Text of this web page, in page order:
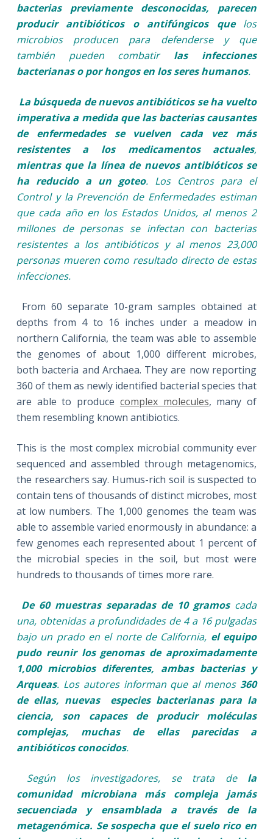
bacterias previamente desconocidas, parecen
producir antibióticos o antifúngicos quelos
microbios producen para defenderse y que
también pueden combatir las infecciones
bacterianas o por hongos en los seres humanos.
La búsqueda de nuevos antibióticos se ha vuelto
imperativa a medida que las bacterias causantes
de enfermedades se vuelven cada vez más
resistentes a los medicamentos actuales,
mientras que la línea de nuevos antibióticos se
ha reducido a un goteo. Los Centros para el
Control y la Prevención de Enfermedades estiman
que cada año en los Estados Unidos, al menos 2
millones de personas se infectan con bacterias
resistentes a los antibióticos y al menos 23,000
personas mueren como resultado directo de estas
infecciones.
From 60 separate 10-gram samples obtained at
depths from 4 to 16 inches under a meadow in
northern California, the team was able to assemble
the genomes of about 1,000 different microbes,
both bacteria and Archaea. They are now reporting
360 of them as newly identified bacterial species that
are able to produce complex molecules, many of
them resembling known antibiotics.
This is the most complex microbial community ever
sequenced and assembled through metagenomics,
the researchers say. Humus-rich soil is suspected to
contain tens of thousands of distinct microbes, most
at low numbers. The 1,000 genomes the team was
able to assemble varied enormously in abundance: a
few genomes each represented about 1 percent of
the microbial species in the soil, but most were
hundreds to thousands of times more rare.
De 60 muestras separadas de 10 gramoscada
una, obtenidas a profundidades de 4 a 16 pulgadas
bajo un prado en el norte de California, el equipo
pudo reunir los genomas de aproximadamente
1,000 microbios diferentes, ambas bacterias y
Arqueas. Los autores informan que al menos360
de ellas, nuevas especies bacterianas para la
ciencia, son capaces de producir moléculas
complejas, muchas de ellas parecidas a
antibióticos conocidos.
Según los investigadores, se trata de la
comunidad microbiana más compleja jamás
secuenciada y ensamblada a través de la
metagenómica. Se sospecha que el suelo rico en